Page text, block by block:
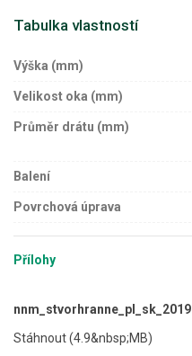
Tabulka vlastností
Výška (mm)
Velikost oka (mm)
Průměr drátu (mm)
Balení
Povrchová úprava
Přílohy
nnm_stvorhranne_pl_sk_2019
Stáhnout (4.9&nbsp;MB)